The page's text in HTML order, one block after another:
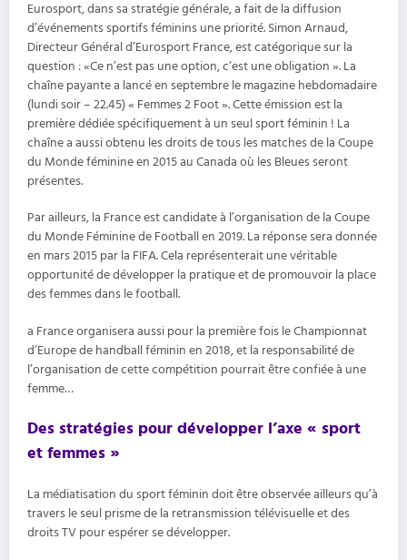
Eurosport, dans sa stratégie générale, a fait de la diffusion
d’événements sportifs féminins une priorité. Simon Arnaud,
Directeur Général d’Eurosport France, est catégorique sur la
question : «Ce n’est pas une option, c’est une obligation ». La
chaîne payante a lancé en septembre le magazine hebdomadaire
(lundi soir – 22.45) « Femmes 2 Foot ». Cette émission est la
première dédiée spécifiquement à un seul sport féminin ! La
chaîne a aussi obtenu les droits de tous les matches de la Coupe
du Monde féminine en 2015 au Canada où les Bleues seront
présentes.
Par ailleurs, la France est candidate à l’organisation de la Coupe
du Monde Féminine de Football en 2019. La réponse sera donnée
en mars 2015 par la FIFA. Cela représenterait une véritable
opportunité de développer la pratique et de promouvoir la place
des femmes dans le football.
a France organisera aussi pour la première fois le Championnat
d’Europe de handball féminin en 2018, et la responsabilité de
l’organisation de cette compétition pourrait être confiée à une
femme…
Des stratégies pour développer l’axe « sport
et femmes »
La médiatisation du sport féminin doit être observée ailleurs qu’à
travers le seul prisme de la retransmission télévisuelle et des
droits TV pour espérer se développer.